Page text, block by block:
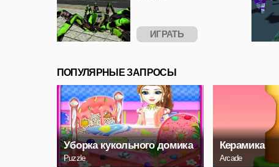
ИГРАТЬ
ПОПУЛЯРНЫЕ ЗАПРОСЫ
Уборка кукольного домика
Puzzle
Керамика
Arcade